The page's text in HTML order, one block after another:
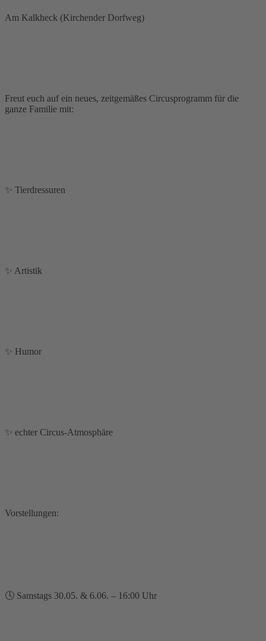
Am Kalkheck (Kirchender Dorfweg)
Freut euch auf ein neues, zeitgemäßes Circusprogramm für die
ganze Familie mit:
✨ Tierdressuren
✨ Artistik
✨ Humor
✨ echter Circus-Atmosphäre
Vorstellungen:
🕓 Samstags 30.05. & 6.06. – 16:00 Uhr